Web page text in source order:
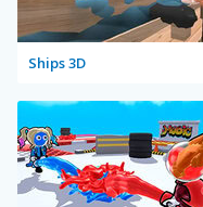
Ships 3D